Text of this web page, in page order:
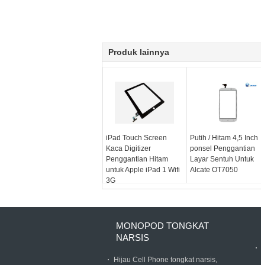
Produk lainnya
iPad Touch Screen
Kaca Digitizer
Penggantian Hitam
untuk Apple iPad 1 Wifi
3G
Putih / Hitam 4,5 Inch
ponsel Penggantian
Layar Sentuh Untuk
Alcate OT7050
MONOPOD TONGKAT
NARSIS
Hijau Cell Phone tongkat narsis,